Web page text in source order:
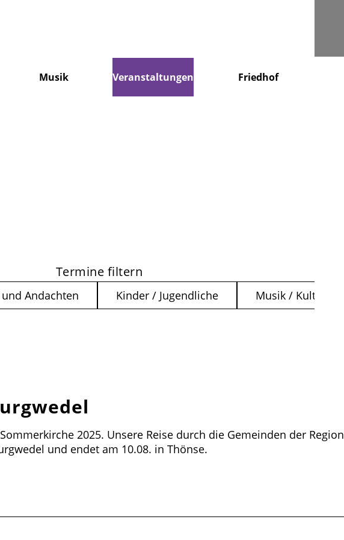
Musik Veranstaltungen Friedhof
Termine filtern
Andachten Kinder / Jugendliche Musik / Kultur
2025. Unsere Reise durch die Gemeinden der Region
und endet am 10.08. in Thönse.